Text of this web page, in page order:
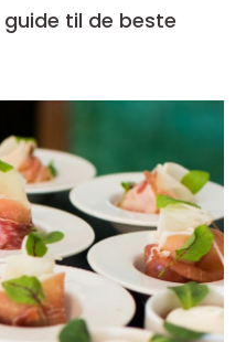
guide til de beste